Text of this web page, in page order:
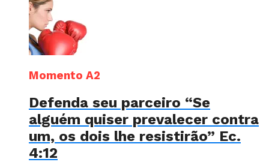
Momento A2
Defenda seu parceiro “Se
alguém quiser prevalecer contra
um, os dois lhe resistirão” Ec.
4:12